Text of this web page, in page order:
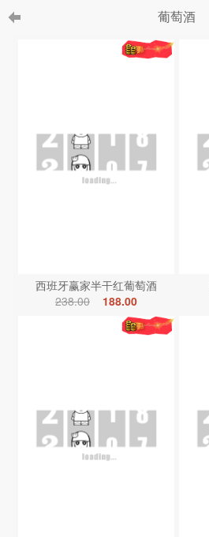
葡萄酒
西班牙赢家半干红葡萄酒
238.00
188.00